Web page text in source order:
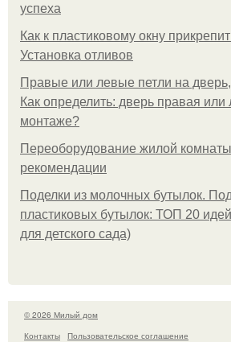
успеха
Как к пластиковому окну
Установка отливов
Правые или левые петли на дверь,
Как определить: дверь правая или
монтаже?
Переоборудование жилой
рекомендации
Поделки из молочных бутылок.
пластиковых бутылок: ТОП 20
для детского сада)
© 2026 Милый дом
Контакты
Пользовательское соглашение